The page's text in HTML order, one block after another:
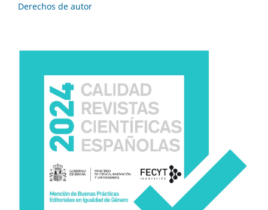
Derechos de autor